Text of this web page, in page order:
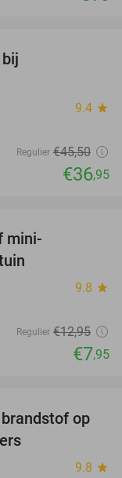
9.4 star
Regulier €45,50
€36,95
mini-
9.8 star
Regulier €12,95
€7,95
34%
op
9.8 star